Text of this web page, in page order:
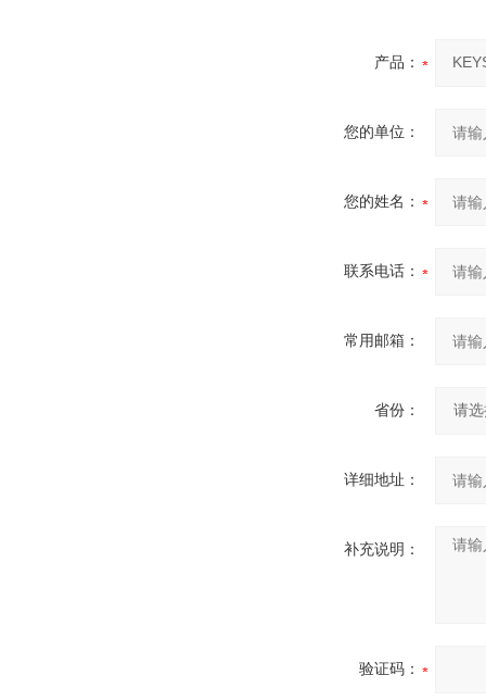
产品：
您的单位：
您的姓名：
联系电话：
常用邮箱：
省份：
详细地址：
补充说明：
验证码：